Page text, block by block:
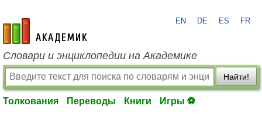
academic.ru
EN DE ES FR
Словари и энциклопедии на Академике
Найти!
Толкования Переводы Книги Игры ⚽